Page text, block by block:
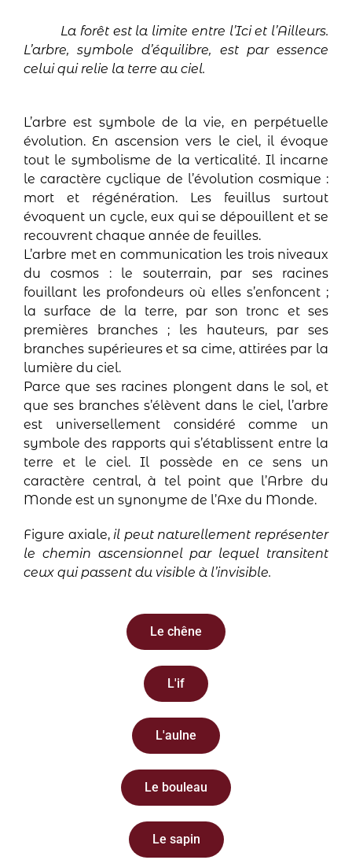
La forêt est la limite entre l’Ici et l’Ailleurs.
L’arbre, symbole d’équilibre, est par essence
celui qui relie la terre au ciel.
L’arbre est symbole de la vie, en perpétuelle
évolution. En ascension vers le ciel, il évoque
tout le symbolisme de la verticalité. Il incarne
le caractère cyclique de l’évolution cosmique :
mort et régénération. Les feuillus surtout
évoquent un cycle, eux qui se dépouillent et se
recouvrent chaque année de feuilles.
L’arbre met en communication les trois niveaux
du cosmos : le souterrain, par ses racines
fouillant les profondeurs où elles s’enfoncent ;
la surface de la terre, par son tronc et ses
premières branches ; les hauteurs, par ses
branches supérieures et sa cime, attirées par la
lumière du ciel.
Parce que ses racines plongent dans le sol, et
que ses branches s’élèvent dans le ciel, l’arbre
est universellement considéré comme un
symbole des rapports qui s’établissent entre la
terre et le ciel. Il possède en ce sens un
caractère central, à tel point que l’Arbre du
Monde est un synonyme de l’Axe du Monde.
Figure axiale,il peut naturellement représenter
le chemin ascensionnel par lequel transitent
ceux qui passent du visible à l’invisible.
Le chêne
L'if
L'aulne
Le bouleau
Le sapin